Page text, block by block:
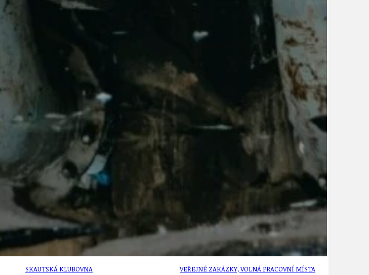
POZVÁNKY
PRAHA UDRŽITELNÁ
PRAŽSKÉ STAVEBNÍ PŘEDPISY
PŘELOŽKA I/12 A STAVBA 511
PŘEVZATÉ ZPRÁVY Z ÚŘADU MČ PRAHA 21
SKAUTSKÁ KLUBOVNA
UDRŽITELNOST
ÚJEZDSKÝ ZPRAVODAJ
ÚZEMNÍ A STRATEGICKÝ PLÁN
VEŘEJNÉ ZAKÁZKY, VOLNÁ PRACOVNÍ MÍSTA